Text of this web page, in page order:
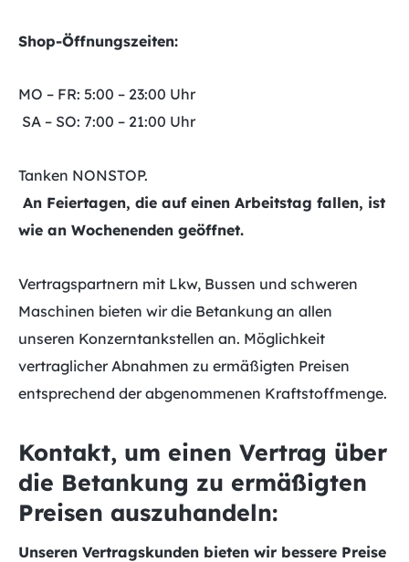
Shop-Öffnungszeiten:
MO – FR: 5:00 – 23:00 Uhr
SA – SO: 7:00 – 21:00 Uhr
Tanken NONSTOP.
An Feiertagen, die auf einen Arbeitstag fallen, ist
wie an Wochenenden geöffnet.
Vertragspartnern mit Lkw, Bussen und schweren
Maschinen bieten wir die Betankung an allen
unseren Konzerntankstellen an. Möglichkeit
vertraglicher Abnahmen zu ermäßigten Preisen
entsprechend der abgenommenen Kraftstoffmenge.
Kontakt, um einen Vertrag über
die Betankung zu ermäßigten
Preisen auszuhandeln:
Unseren Vertragskunden bieten wir bessere Preise